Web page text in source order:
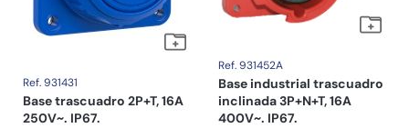
Ref. 931431
Base trascuadro 2P+T, 16A
250V~. IP67.
Ref. 931452A
Base industrial trascuadro
inclinada 3P+N+T, 16A
400V~. IP67.